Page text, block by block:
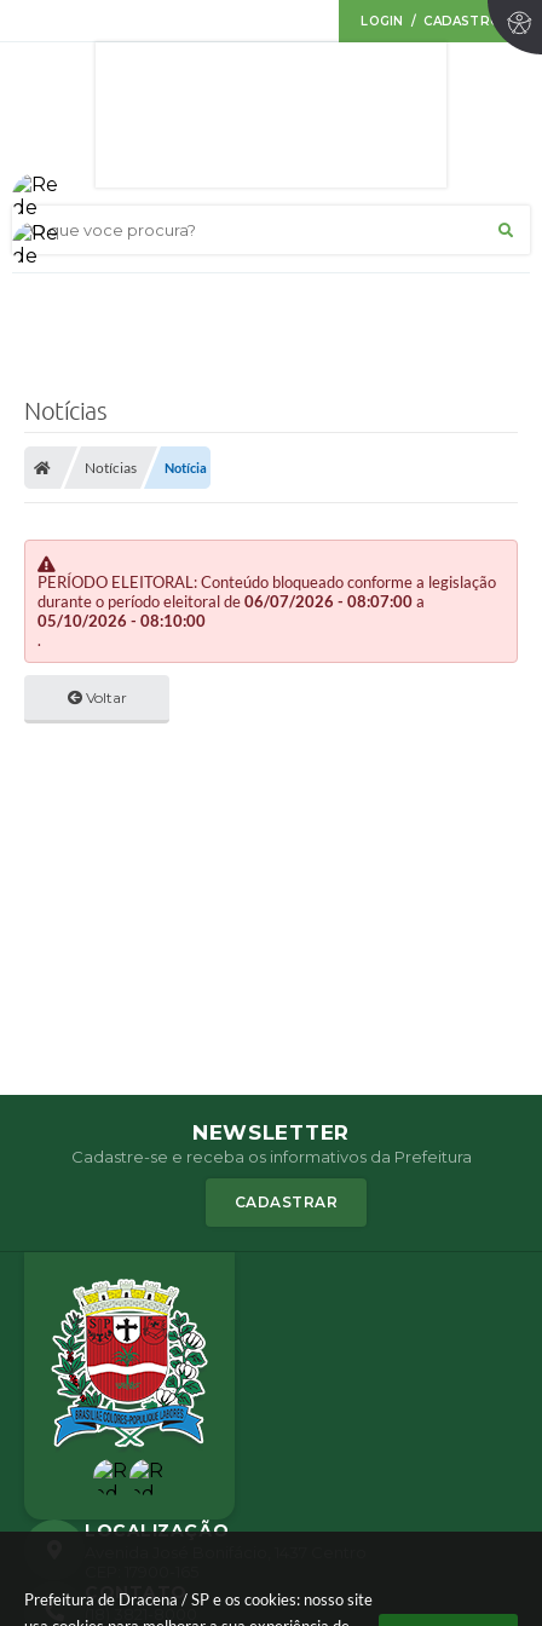
Prefeitura de Dracena / SP e os cookies: nosso site
LOGIN / CADASTRO
O que voce procura?
Notícias
Notícias Notícia
PERÍODO ELEITORAL: Conteúdo bloqueado conforme a legislação
durante o período eleitoral de06/07/2026 - 08:07:00a
05/10/2026 - 08:10:00
.
Voltar
NEWSLETTER
Cadastre-se e receba os informativos da Prefeitura
CADASTRAR
LOCALIZAÇÃO
CONTATO